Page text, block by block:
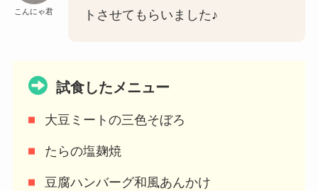
こんにゃ君
トさせてもらいました♪
試食したメニュー
大豆ミートの三色そぼろ
たらの塩麹焼
豆腐ハンバーグ和風あんかけ